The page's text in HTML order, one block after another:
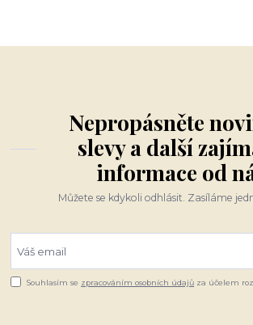
Nepropásněte
slevy a další
informace od
Můžete se kdykoli odhlásit. Zasíláme
Souhlasím se zpracováním osobních údajů za účelem